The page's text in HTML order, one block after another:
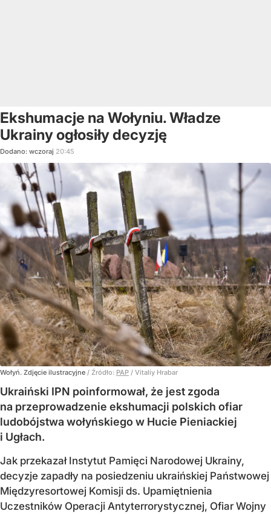
Ekshumacje na Wołyniu. Władze
Ukrainy ogłosiły decyzję
Dodano: wczoraj 20:45
Wołyń. Zdjęcie ilustracyjne / Źródło: PAP / Vitaliy Hrabar
Ukraiński IPN poinformował, że jest zgoda
na przeprowadzenie ekshumacji polskich ofiar
ludobójstwa wołyńskiego w Hucie Pieniackiej
i Ugłach.
Jak przekazał Instytut Pamięci Narodowej Ukrainy,
decyzje zapadły na posiedzeniu ukraińskiej Państwowej
Międzyresortowej Komisji ds. Upamiętnienia
Uczestników Operacji Antyterrorystycznej, Ofiar Wojny